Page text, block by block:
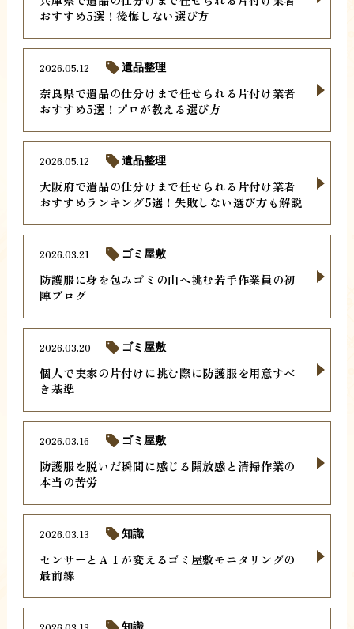
おすすめ5選！後悔しない選び方
奈良県で遺品の仕分けまで任せられる片付け業者
おすすめ5選！プロが教える選び方
2026.05.12 遺品整理
大阪府で遺品の仕分けまで任せられる片付け業者
おすすめランキング5選！失敗しない選び方も解説
2026.05.12 遺品整理
防護服に身を包みゴミの山へ挑む若手作業員の初
陣ブログ
2026.03.21 ゴミ屋敷
個人で実家の片付けに挑む際に防護服を用意すべ
き基準
2026.03.20 ゴミ屋敷
防護服を脱いだ瞬間に感じる開放感と清掃作業の
本当の苦労
2026.03.16 ゴミ屋敷
センサーとＡＩが変えるゴミ屋敷モニタリングの
最前線
2026.03.13 知識